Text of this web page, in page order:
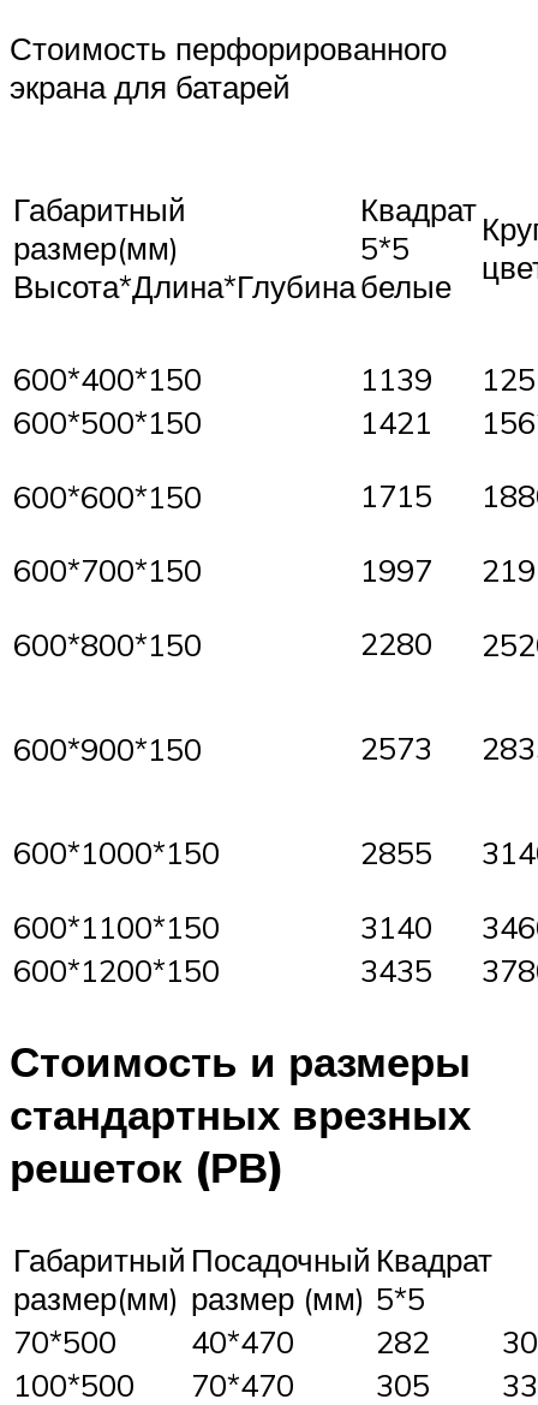
Стоимость перфорированного
экрана для батарей
Габаритный
размер(мм)
Высота*Длина*Глубина
Квадрат
5*5
белые
600*400*150 1139
600*500*150
1421
600*600*150
1715
600*700*150
1997
600*800*150
2280
600*900*150 2573
600*1000*150 2855
600*1100*150
3140
600*1200*150
3435
Стоимость и размеры
стандартных врезных
решеток (РВ)
Габаритный
размер(мм)
Посадочный
размер (мм)
Квадрат
5*5
70*500
40*470 282
100*500
70*470 305